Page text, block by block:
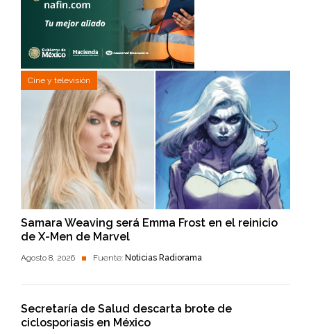
Cine y televisión
Samara Weaving será Emma Frost en el reinicio
de X-Men de Marvel
Agosto 8, 2026 Fuente: Noticias Radiorama
Secretaría de Salud descarta brote de
ciclosporiasis en México